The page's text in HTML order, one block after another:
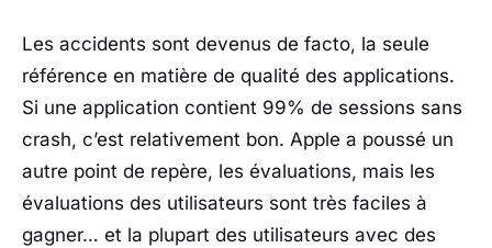
Les accidents sont devenus de facto, la seule
référence en matière de qualité des applications.
Si une application contient 99% de sessions sans
crash, c’est relativement bon. Apple a poussé un
autre point de repère, les évaluations, mais les
évaluations des utilisateurs sont très faciles à
gagner… et la plupart des utilisateurs avec des